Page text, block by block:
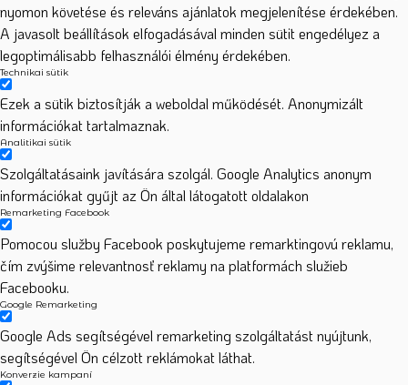
nyomon követése és releváns ajánlatok megjelenítése érdekében.
A javasolt beállítások elfogadásával minden sütit engedélyez a
legoptimálisabb felhasználói élmény érdekében.
Technikai sütik
Ezek a sütik biztosítják a weboldal működését. Anonymizált
információkat tartalmaznak.
Analitikai sütik
Szolgáltatásaink javítására szolgál. Google Analytics anonym
információkat gyűjt az Ön által látogatott oldalakon
Remarketing Facebook
Pomocou služby Facebook poskytujeme remarktingovú reklamu,
čím zvýšime relevantnosť reklamy na platformách služieb
Facebooku.
Google Remarketing
Google Ads segítségével remarketing szolgáltatást nyújtunk,
segítségével Ön célzott reklámokat láthat.
Konverzie kampaní